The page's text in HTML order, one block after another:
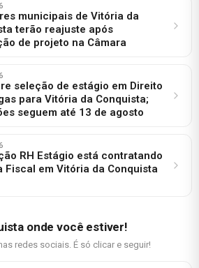
municipais de Vitória da
terão reajuste após
de projeto na Câmara
seleção de estágio em Direito
para Vitória da Conquista;
seguem até 13 de agosto
RH Estágio está contratando
Fiscal em Vitória da Conquista
onde você estiver!
redes sociais. É só clicar e seguir!